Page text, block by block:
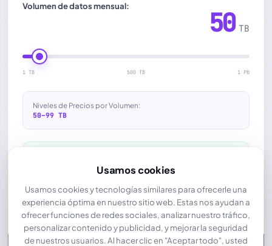
Usamos cookies
Usamos cookies y tecnologías similares para ofrecerle una
experiencia óptima en nuestro sitio web. Estas nos ayudan a
ofrecer funciones de redes sociales, analizar nuestro tráfico,
personalizar contenido y publicidad, y mejorar la seguridad
de nuestros usuarios. Al hacer clic en "Aceptar todo", usted
Volumen de datos mensual:
50 TB
1 TB 500 TB 1 PB
Niveles de Precios por Volumen:
50–99 TB
Asegure su capacidad CDN con antelación con nuestra
la disponibilidad para sus necesidades planificadas de
entrega de contenidos.